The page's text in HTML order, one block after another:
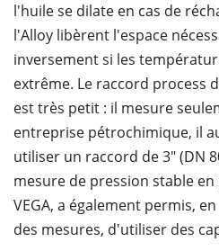
l'huile se dilate en cas de
l'Alloy libèrent l'espace
inversement si les
extrême. Le raccord process
est très petit : il mesure
entreprise pétrochimique, il
utiliser un raccord de 3" (DN
mesure de pression stable
VEGA, a également permis,
des mesures, d'utiliser des